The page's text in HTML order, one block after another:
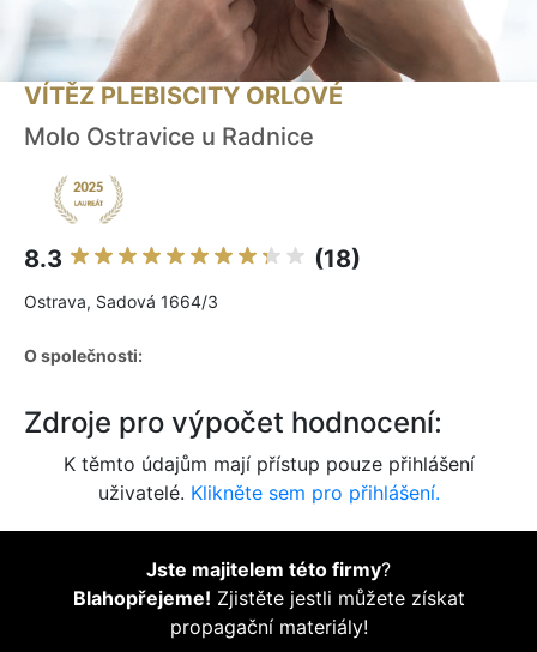
VÍTĚZ PLEBISCITY ORLOVÉ
Molo Ostravice u Radnice
8.3 (18)
Ostrava, Sadová 1664/3
O společnosti:
Zdroje pro výpočet hodnocení:
K těmto údajům mají přístup pouze přihlášení
uživatelé. Klikněte sem pro přihlášení.
Jste majitelem této firmy?
Blahopřejeme! Zjistěte jestli můžete získat
propagační materiály!